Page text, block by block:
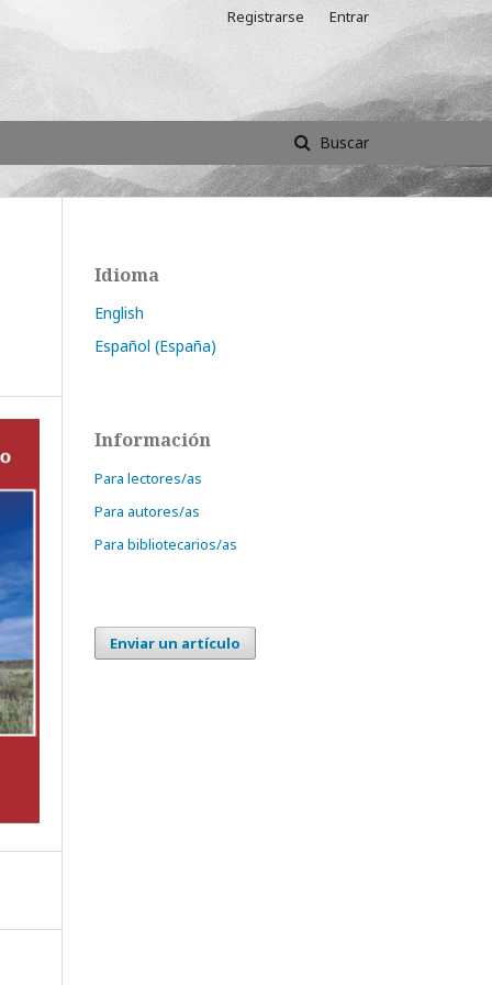
Buscar
Registrarse Entrar
Idioma
English
Español (España)
Información
Para lectores/as
Para autores/as
Para bibliotecarios/as
Enviar un artículo